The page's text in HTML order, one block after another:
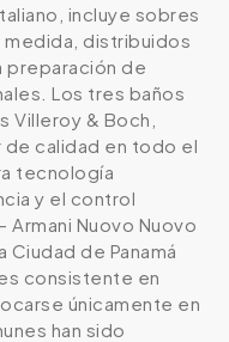
incluye sobres
medida, distribuidos
preparación de
Los tres baños
Villeroy & Boch,
de calidad en todo el
tecnología
y el control
Nuovo Nuovo
Ciudad de Panamá
consistente en
únicamente en
han sido